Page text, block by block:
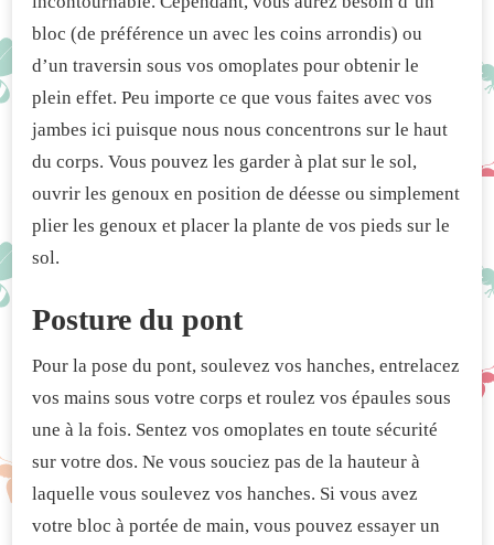
bloc (de préférence un avec les coins arrondis) ou
d’un traversin sous vos omoplates pour obtenir le
plein effet. Peu importe ce que vous faites avec vos
jambes ici puisque nous nous concentrons sur le haut
du corps. Vous pouvez les garder à plat sur le sol,
ouvrir les genoux en position de déesse ou simplement
plier les genoux et placer la plante de vos pieds sur le
sol.
Posture du pont
Pour la pose du pont, soulevez vos hanches, entrelacez
vos mains sous votre corps et roulez vos épaules sous
une à la fois. Sentez vos omoplates en toute sécurité
sur votre dos. Ne vous souciez pas de la hauteur à
laquelle vous soulevez vos hanches. Si vous avez
votre bloc à portée de main, vous pouvez essayer un